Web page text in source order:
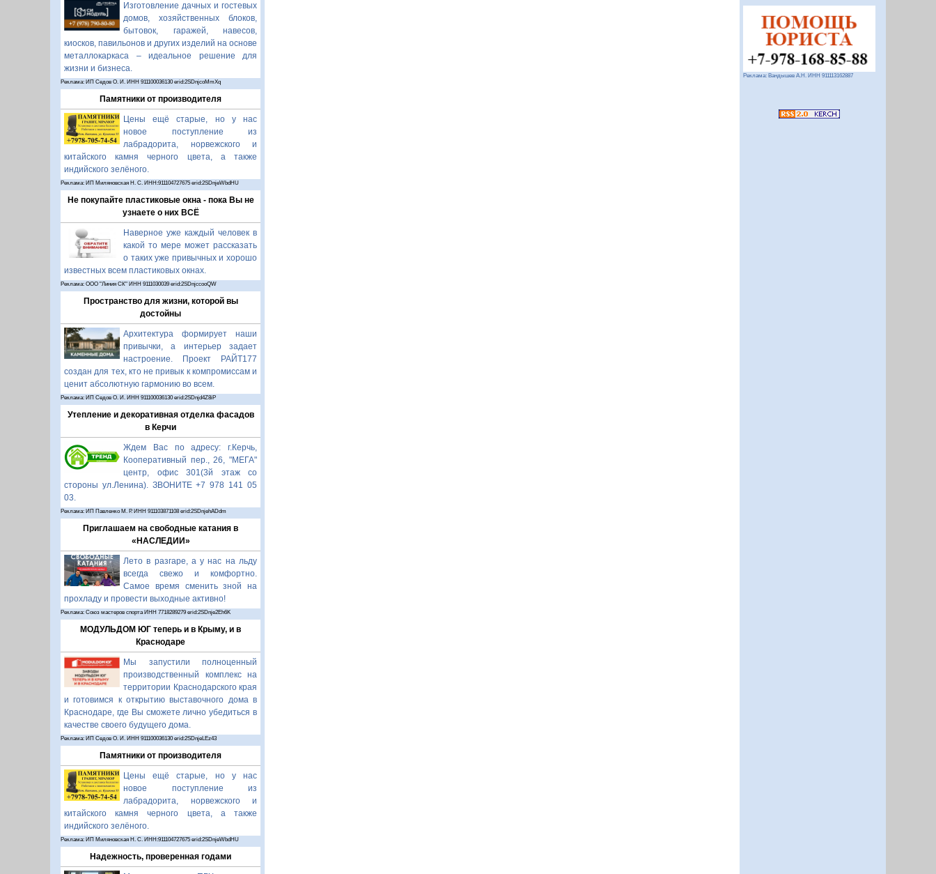
Изготовление дачных и гостевых
домов, хозяйственных блоков,
бытовок, гаражей, навесов,
киосков, павильонов и других изделий на основе
металлокаркаса – идеальное решение для
жизни и бизнеса.
Реклама: ИП Седов О. И. ИНН 911100036130 erid:2SDnjcoMmXq
Памятники от производителя
Цены ещё старые, но у нас
новое поступление из
лабрадорита, норвежского и
китайского камня черного цвета, а также
индийского зелёного.
Реклама: ИП Миляновская Н. С. ИНН:911104727675 erid:2SDnjeWbdHU
Не покупайте пластиковые окна - пока Вы не
узнаете о них ВСЁ
Наверное уже каждый человек в
какой то мере может рассказать
о таких уже привычных и хорошо
известных всем пластиковых окнах.
Реклама: ООО "Линия СК" ИНН 9111030039 erid:2SDnjccooQW
Пространство для жизни, которой вы
достойны
Архитектура формирует наши
привычки, а интерьер задает
настроение. Проект РАЙТ177
создан для тех, кто не привык к компромиссам и
ценит абсолютную гармонию во всем.
Реклама: ИП Седов О. И. ИНН 911100036130 erid:2SDnjd4Z8iP
Утепление и декоративная отделка фасадов
в Керчи
Ждем Вас по адресу: г.Керчь,
Кооперативный пер., 26, "МЕГА"
центр, офис 301(3й этаж со
стороны ул.Ленина). ЗВОНИТЕ +7 978 141 05
03.
Реклама: ИП Павленко М. Р. ИНН 911103871108 erid:2SDnjehADdm
Приглашаем на свободные катания в
«НАСЛЕДИИ»
Лето в разгаре, а у нас на льду
всегда свежо и комфортно.
Самое время сменить зной на
прохладу и провести выходные активно!
Реклама: Союз мастеров спорта ИНН 7718289279 erid:2SDnje2Eh6K
МОДУЛЬДОМ ЮГ теперь и в Крыму, и в
Краснодаре
Мы запустили полноценный
производственный комплекс на
территории Краснодарского края
и готовимся к открытию выставочного дома в
Краснодаре, где Вы сможете лично убедиться в
качестве своего будущего дома.
Реклама: ИП Седов О. И. ИНН 911100036130 erid:2SDnjeLEz43
Памятники от производителя
Цены ещё старые, но у нас
новое поступление из
лабрадорита, норвежского и
китайского камня черного цвета, а также
индийского зелёного.
Реклама: ИП Миляновская Н. С. ИНН:911104727675 erid:2SDnjeWbdHU
Надежность, проверенная годами
Реклама: Вандышев А.Н. ИНН 911113162887